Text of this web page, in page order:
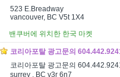
523 E.Breadway
vancouver, BC V5t 1X4
밴쿠버에 위치한 한국 마켓
코리아포탈 광고문의
코리아포탈 광고문의
surrey , BC v3r 6n7